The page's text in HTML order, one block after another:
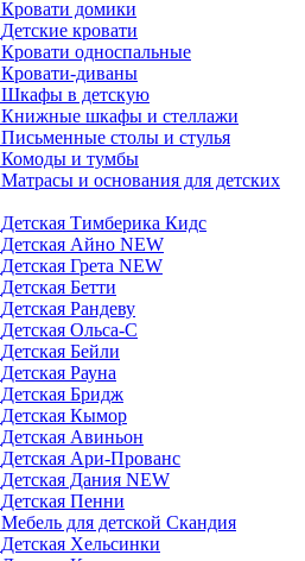
Кровати домики
Детские кровати
Кровати односпальные
Кровати-диваны
Шкафы в детскую
Книжные шкафы и стеллажи
Письменные столы и стулья
Комоды и тумбы
Матрасы и основания для детских
Детская Тимберика Кидс
Детская Айно NEW
Детская Грета NEW
Детская Бетти
Детская Рандеву
Детская Ольса-С
Детская Бейли
Детская Рауна
Детская Бридж
Детская Кымор
Детская Авиньон
Детская Ари-Прованс
Детская Дания NEW
Детская Пенни
Мебель для детской Скандия
Детская Хельсинки